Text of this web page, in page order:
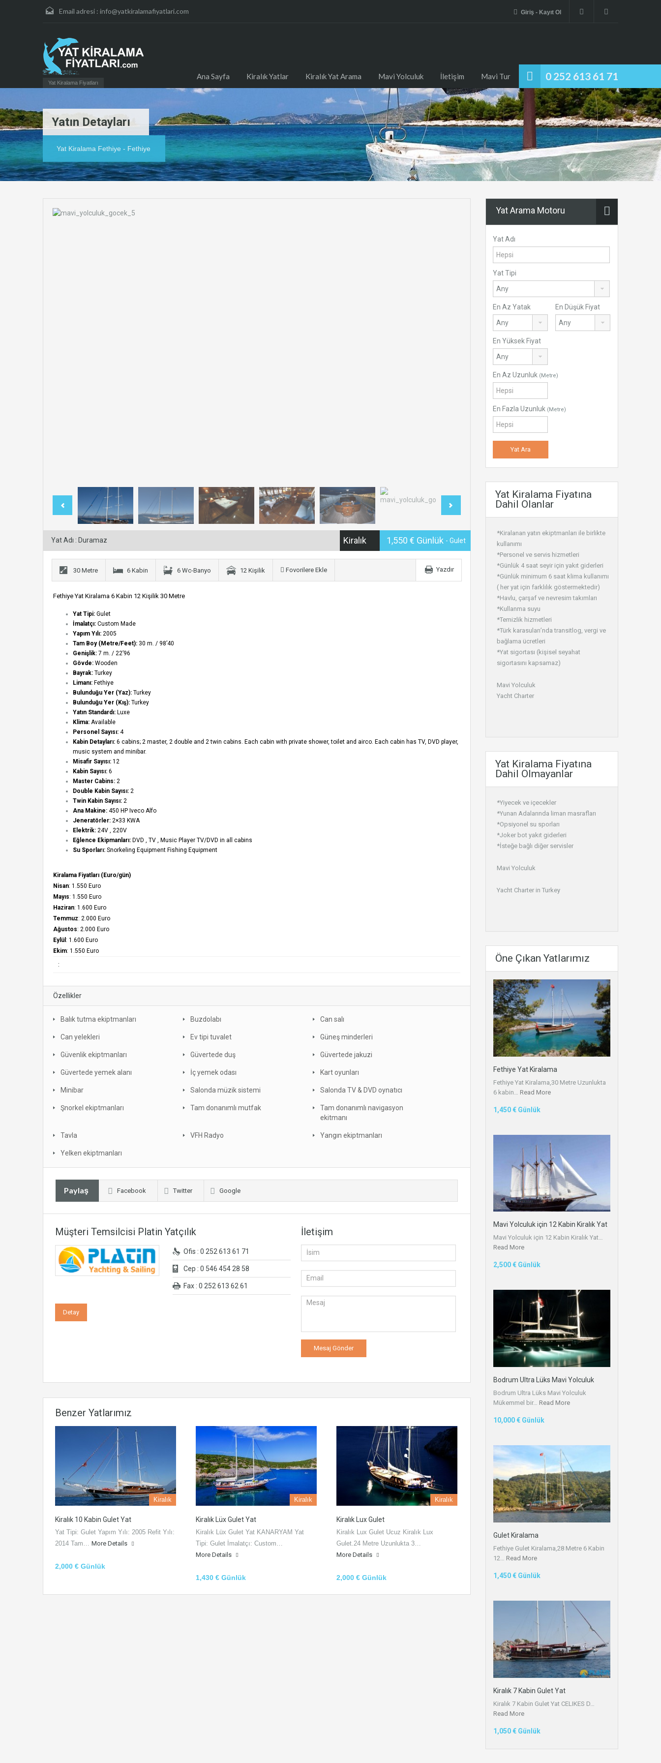
Email adresi : info@yatkiralamafiyatlari.com Giriş - Kayıt Ol
Yat Kiralama Fiyatları
0 252 613 61 71
Ana Sayfa Kiralık Yatlar Kiralık Yat Arama Mavi Yolculuk İletişim Mavi Tur
Yatın Detayları
Yat Kiralama Fethiye - Fethiye
Yat Adı : Duramaz Kiralık 1,550 € Günlük - Gulet
30 Metre 6 Kabin 6 Wc-Banyo 12 Kişilik Fovorilere Ekle Yazdır
Fethiye Yat Kiralama 6 Kabin 12 Kişilik 30 Metre
Yat Tipi: Gulet
İmalatçı: Custom Made
Yapım Yılı: 2005
Tam Boy (Metre/Feet): 30 m. / 98’40
Genişlik: 7 m. / 22’96
Gövde: Wooden
Bayrak: Turkey
Limanı: Fethiye
Bulunduğu Yer (Yaz): Turkey
Bulunduğu Yer (Kış): Turkey
Yatın Standardı: Luxe
Klima: Available
Personel Sayısı: 4
Kabin Detayları: 6 cabins; 2 master, 2 double and 2 twin cabins. Each cabin with private shower, toilet and airco. Each cabin has TV, DVD player,
music system and minibar.
Misafir Sayısı: 12
Kabin Sayısı: 6
Master Cabins: 2
Double Kabin Sayısı: 2
Twin Kabin Sayısı: 2
Ana Makine: 450 HP Iveco Alfo
Jeneratörler: 2×33 KWA
Elektrik: 24V , 220V
Eğlence Ekipmanları: DVD , TV , Music Player TV/DVD in all cabins
Su Sporları: Snorkeling Equipment Fishing Equipment
Kiralama Fiyatları (Euro/gün)
Nisan: 1.550 Euro
Mayıs: 1.550 Euro
Haziran: 1.600 Euro
Temmuz: 2.000 Euro
Ağustos: 2.000 Euro
Eylül : 1.600 Euro
Ekim: 1.550 Euro
:
Özellikler
Balık tutma ekiptmanları Buzdolabı Can salı
Can yelekleri Ev tipi tuvalet Güneş minderleri
Güvenlik ekiptmanları Güvertede duş Güvertede jakuzi
Güvertede yemek alanı İç yemek odası Kart oyunları
Minibar Salonda müzik sistemi Salonda TV & DVD oynatıcı
Şnorkel ekiptmanları Tam donanımlı mutfak
Tam donanımlı navigasyon
ekitmanı
Tavla VFH Radyo Yangın ekiptmanları
Yelken ekiptmanları
Paylaş Facebook Twitter Google
Müşteri Temsilcisi Platin Yatçılık
Ofis : 0 252 613 61 71
Cep : 0 546 454 28 58
Fax : 0 252 613 62 61
Detay
İletişim
Benzer Yatlarımız
Kiralık
Kiralık 10 Kabin Gulet Yat
Yat Tipi: Gulet Yapım Yılı: 2005 Refit Yılı:
2014 Tam… More Details
2,000 € Günlük
Kiralık
Kiralık Lüx Gulet Yat
Kiralık Lüx Gulet Yat KANARYAM Yat
Tipi: Gulet İmalatçı: Custom…
More Details
1,430 € Günlük
Kiralık
Kiralık Lux Gulet
Kiralık Lux Gulet Ucuz Kiralık Lux
Gulet.24 Metre Uzunlukta 3…
More Details
2,000 € Günlük
Yat Arama Motoru
Yat Adı
Yat Tipi
En Az Yatak En Düşük Fiyat
En Yüksek Fiyat
En Az Uzunluk (Metre)
En Fazla Uzunluk (Metre)
Yat Kiralama Fiyatına
Dahil Olanlar
*Kiralanan yatın ekiptmanları ile birlikte
kullanımı
*Personel ve servis hizmetleri
*Günlük 4 saat seyir için yakıt giderleri
*Günlük minimum 6 saat klima kullanımı
( her yat için farklılık göstermektedir)
*Havlu, çarşaf ve nevresim takımları
*Kullanma suyu
*Temizlik hizmetleri
*Türk karasuları’nda transitlog, vergi ve
bağlama ücretleri
*Yat sigortası (kişisel seyahat
sigortasını kapsamaz)
Mavi Yolculuk
Yacht Charter
Yat Kiralama Fiyatına
Dahil Olmayanlar
*Yiyecek ve içecekler
*Yunan Adalarında liman masrafları
*Opsiyonel su sporları
*Joker bot yakıt giderleri
*İsteğe bağlı diğer servisler
Mavi Yolculuk
Yacht Charter in Turkey
Öne Çıkan Yatlarımız
Fethiye Yat Kiralama
Fethiye Yat Kiralama,30 Metre Uzunlukta
6 kabin… Read More
1,450 € Günlük
Mavi Yolculuk için 12 Kabin Kiralık Yat
Mavi Yolculuk için 12 Kabin Kiralık Yat…
Read More
2,500 € Günlük
Bodrum Ultra Lüks Mavi Yolculuk
Bodrum Ultra Lüks Mavi Yolculuk
Mükemmel bir… Read More
10,000 € Günlük
Gulet Kiralama
Fethiye Gulet Kiralama,28 Metre 6 Kabin
12… Read More
1,450 € Günlük
Kiralık 7 Kabin Gulet Yat
Kiralık 7 Kabin Gulet Yat CELIKES D…
Read More
1,050 € Günlük